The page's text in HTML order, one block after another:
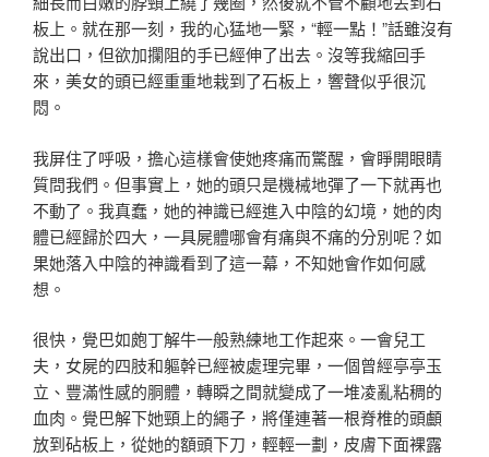
板上。 就在那一刻，我的心猛地一緊，“輕一點！”話雖沒有
說出口，但欲加攔阻的手已經伸了出去。沒等我縮回手
來，美女的頭已經重重地栽到了石板上，響聲似乎很沉
悶。
我屏住了呼吸，擔心這樣會使她疼痛而驚醒，會睜開眼睛
質問我們。但事實上，她的頭只是機械地彈了一下就再也
不動了。我真蠢，她的神識已經進入中陰的幻境，她的肉
體已經歸於四大，一具屍體哪會有痛與不痛的分別呢？如
果她落入中陰的神識看到了這一幕，不知她會作如何感
想。
很快，覺巴如皰丁解牛一般熟練地工作起來。一會兒工
夫， 女屍的四肢和軀幹已經被處理完畢，一個曾經亭亭玉
立、豐滿性感的胴體，轉瞬之間就變成了一堆凌亂粘稠的
血肉。覺巴解下她頸上的繩子，將僅連著一根脊椎的頭顱
放到砧板上 ，從她的額頭下刀，輕輕一劃，皮膚下面裸露